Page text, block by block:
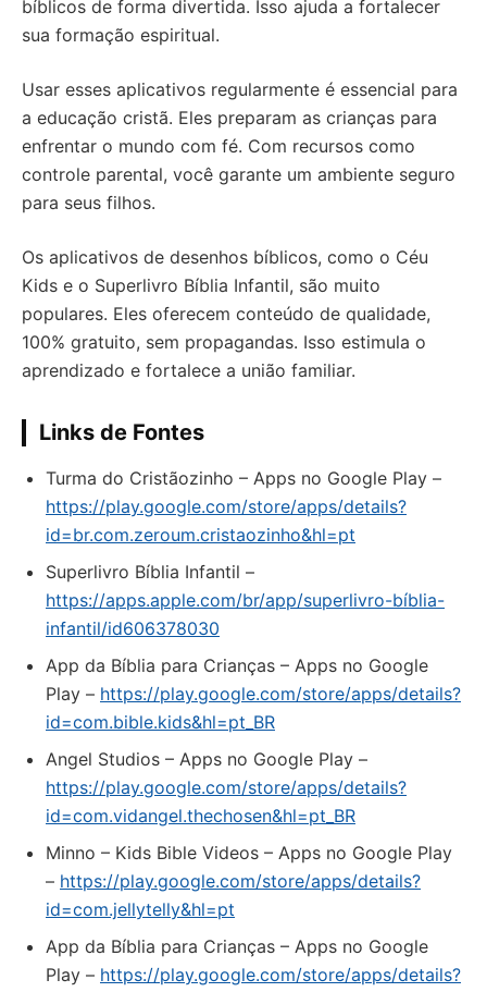
bíblicos de forma divertida. Isso ajuda a fortalecer
sua formação espiritual.
Usar esses aplicativos regularmente é essencial para
a educação cristã. Eles preparam as crianças para
enfrentar o mundo com fé. Com recursos como
controle parental, você garante um ambiente seguro
para seus filhos.
Os aplicativos de desenhos bíblicos, como o Céu
Kids e o Superlivro Bíblia Infantil, são muito
populares. Eles oferecem conteúdo de qualidade,
100% gratuito, sem propagandas. Isso estimula o
aprendizado e fortalece a união familiar.
Links de Fontes
Turma do Cristãozinho – Apps no Google Play –
https://play.google.com/store/apps/details?
id=br.com.zeroum.cristaozinho&hl=pt
‎Superlivro Bíblia Infantil –
https://apps.apple.com/br/app/superlivro-bíblia-
infantil/id606378030
App da Bíblia para Crianças – Apps no Google
Play – https://play.google.com/store/apps/details?
id=com.bible.kids&hl=pt_BR
Angel Studios – Apps no Google Play –
https://play.google.com/store/apps/details?
id=com.vidangel.thechosen&hl=pt_BR
Minno – Kids Bible Videos – Apps no Google Play
– https://play.google.com/store/apps/details?
id=com.jellytelly&hl=pt
App da Bíblia para Crianças – Apps no Google
Play – https://play.google.com/store/apps/details?